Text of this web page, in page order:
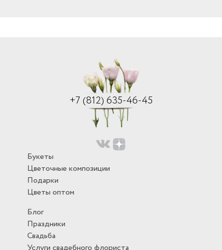
+7 (812) 635-46-45
Букеты
Цветочные композиции
Подарки
Цветы оптом
Блог
Праздники
Свадьба
Услуги свадебного флориста